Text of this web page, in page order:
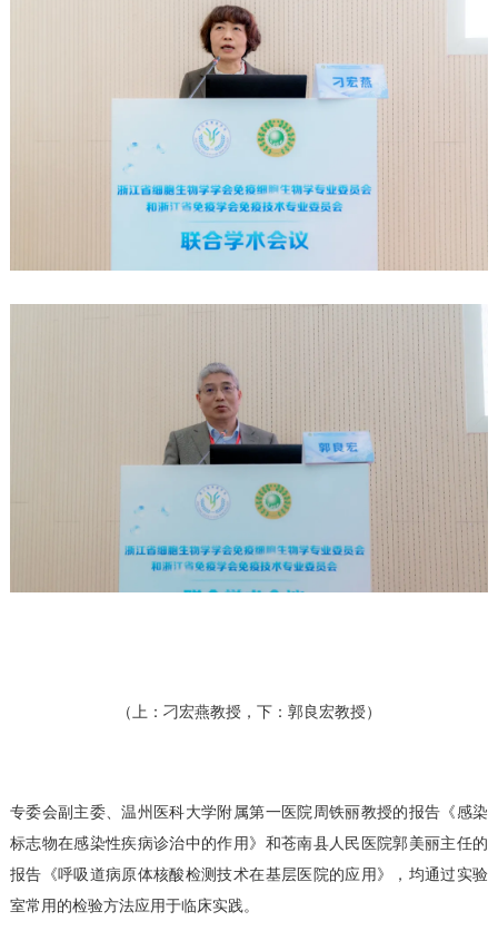
（上：刁宏燕教授，下：郭良宏教授）
专委会副主委、温州医科大学附属第一医院周铁丽教授的报告《感染
标志物在感染性疾病诊治中的作用》和苍南县人民医院郭美丽主任的
报告《呼吸道病原体核酸检测技术在基层医院的应用》，均通过实验
室常用的检验方法应用于临床实践。